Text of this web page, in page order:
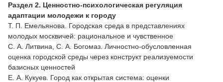
Раздел 2. Ценностно-психологическая регуляция
адаптации молодежи к городу
Т. П. Емельянова. Городская среда в представлениях
молодых москвичей: рациональное и чувственное
С. А. Литвина, С. А. Богомаз. Личностно-обусловленная
оценка городской среды через конструкт реализуемости
базисных ценностей
Е. А. Кукуев. Город как открытая система: оценки